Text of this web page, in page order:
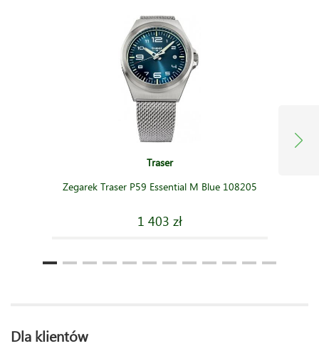
Traser
Zegarek Traser P59 Essential M Blue 108205
1 403 zł
Dla klientów